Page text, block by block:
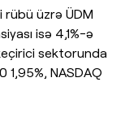
rübü üzrə ÜDM
isə 4,1%-ə
sektorunda
NASDAQ